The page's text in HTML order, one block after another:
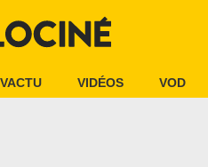
VIDÉOS VOD